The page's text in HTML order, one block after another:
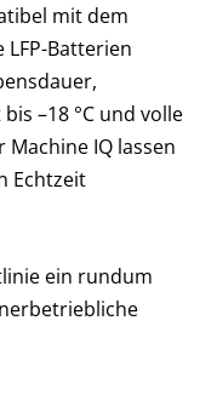
mit dem
Batterien
–18 °C und volle
Machine IQ lassen
Echtzeit
ein rundum